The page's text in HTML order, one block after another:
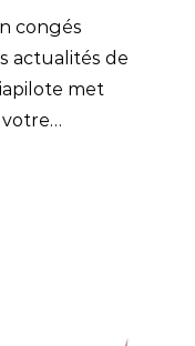
congés
actualités de
met